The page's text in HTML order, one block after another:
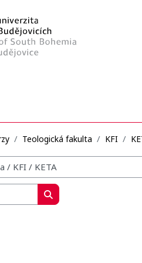
Teologická fakulta KFI
kurzů
Vyhledat kurzy